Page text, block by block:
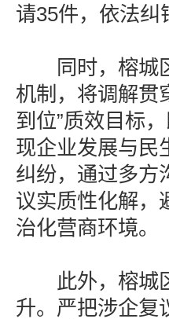
请35件，依法纠
同时，榕城区
机制，将调解贯
到位”质效目标
现企业发展与民
纠纷，通过多方
议实质性化解，
治化营商环境。
此外，榕城区
升。严把涉企复